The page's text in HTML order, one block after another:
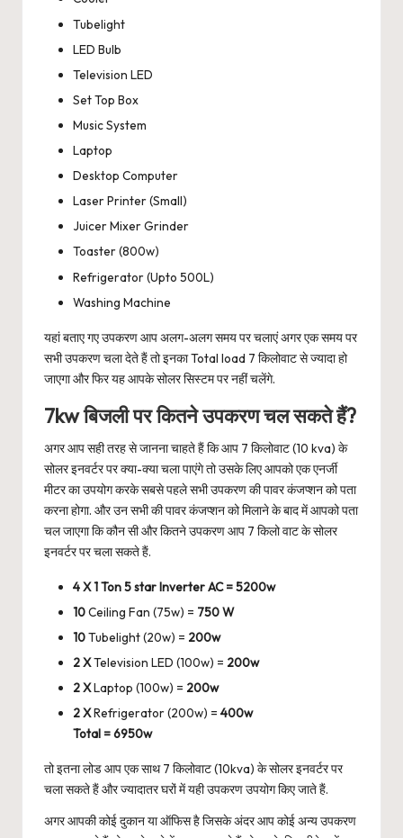
Tubelight
LED Bulb
Television LED
Set Top Box
Music System
Laptop
Desktop Computer
Laser Printer (Small)
Juicer Mixer Grinder
Toaster (800w)
Refrigerator (Upto 500L)
Washing Machine
यहां बताए गए उपकरण आप अलग-अलग समय पर चलाएं अगर एक समय पर
सभी उपकरण चला देते हैं तो इनका Total load 7 किलोवाट से ज्यादा हो
जाएगा और फिर यह आपके सोलर सिस्टम पर नहीं चलेंगे.
7kw बिजली पर कितने उपकरण चल सकते हैं?
अगर आप सही तरह से जानना चाहते हैं कि आप 7 किलोवाट (10 kva) के
सोलर इनवर्टर पर क्या-क्या चला पाएंगे तो उसके लिए आपको एक एनर्जी
मीटर का उपयोग करके सबसे पहले सभी उपकरण की पावर कंजप्शन को पता
करना होगा. और उन सभी की पावर कंजप्शन को मिलाने के बाद में आपको पता
चल जाएगा कि कौन सी और कितने उपकरण आप 7 किलो वाट के सोलर
इनवर्टर पर चला सकते हैं.
4 X 1 Ton 5 star Inverter AC = 5200w
10Ceiling Fan (75w) = 750 W
10Tubelight (20w) = 200w
2 XTelevision LED (100w) = 200w
2 XLaptop (100w) = 200w
2 XRefrigerator (200w) = 400w
Total = 6950w
तो इतना लोड आप एक साथ 7 किलोवाट (10kva) के सोलर इनवर्टर पर
चला सकते हैं और ज्यादातर घरों में यही उपकरण उपयोग किए जाते हैं.
अगर आपकी कोई दुकान या ऑफिस है जिसके अंदर आप कोई अन्य उपकरण